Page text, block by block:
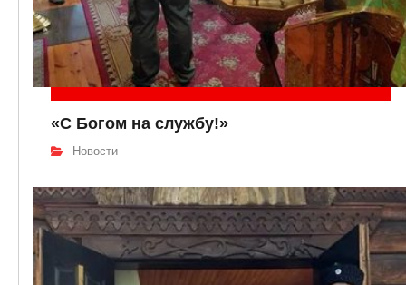
«С Богом на службу!»
Новости